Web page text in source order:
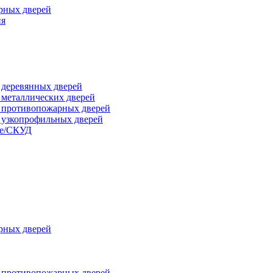
дверей
дверей
дверей
дверей
дверей
СКУД
дверей